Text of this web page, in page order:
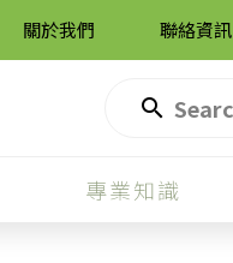
關於我們 聯絡資訊
專業知識